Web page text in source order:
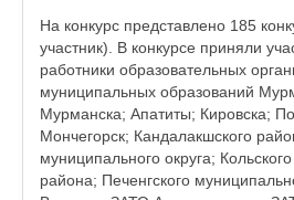
На конкурс представлено 185
участник). В конкурсе приняли
работники образовательных
муниципальных образований
Мурманска; Апатиты; Кировска;
Мончегорск; Кандалакшского
муниципального округа;
района; Печенгского